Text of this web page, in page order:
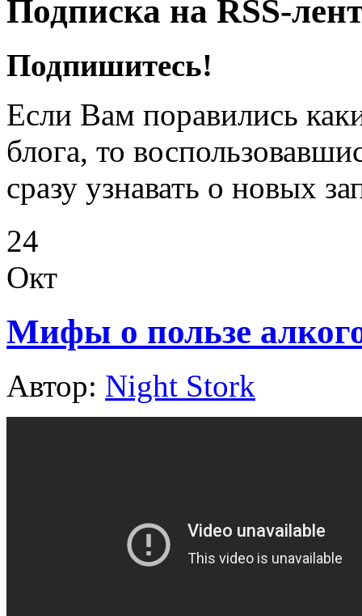
Подписка на RSS-
Подпишитесь!
Если Вам поравились
блога, то
сразу узнавать о новых
24
Окт
Мифы о пользе
Автор: Night Stork